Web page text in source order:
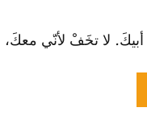
لا تخَفْ لأنّي معكَ،